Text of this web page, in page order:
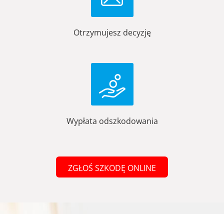
Otrzymujesz decyzję
Wypłata odszkodowania
ZGŁOŚ SZKODĘ ONLINE